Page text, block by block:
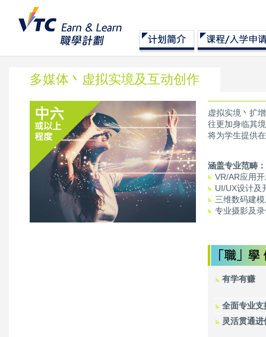
多媒体丶虚拟实境及互动创作
虚拟实境丶扩
往更加身临其
将为学生提供
涵盖专业范畴：
VR/AR应用
UI/UX设计及
三维数码建
专业摄影及
有学有赚
全面专业支
灵活贯通进